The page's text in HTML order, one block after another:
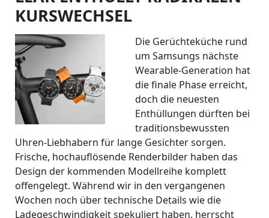
KURSWECHSEL
Die Gerüchteküche rund
um Samsungs nächste
Wearable-Generation hat
die finale Phase erreicht,
doch die neuesten
Enthüllungen dürften bei
traditionsbewussten
Uhren-Liebhabern für lange Gesichter sorgen.
Frische, hochauflösende Renderbilder haben das
Design der kommenden Modellreihe komplett
offengelegt. Während wir in den vergangenen
Wochen noch über technische Details wie die
Ladegeschwindigkeit spekuliert haben, herrscht